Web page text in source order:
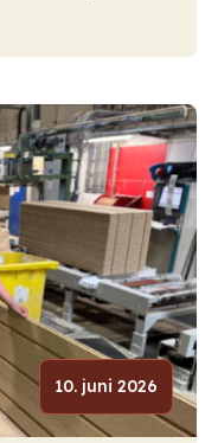
10. juni 2026